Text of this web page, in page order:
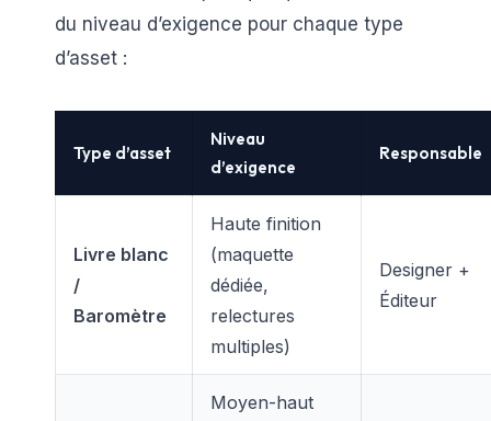
du niveau d’exigence pour chaque type
d’asset :
Type d’asset
Niveau
d’exigence
Responsable
Livre blanc
/
Baromètre
Haute finition
(maquette
dédiée,
relectures
multiples)
Designer +
Éditeur
Moyen-haut